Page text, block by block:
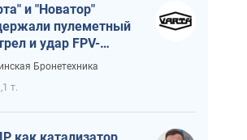
и "Новатор"
пулеметный
и удар FPV-
сохранив жизнь
Бронетехника
т.